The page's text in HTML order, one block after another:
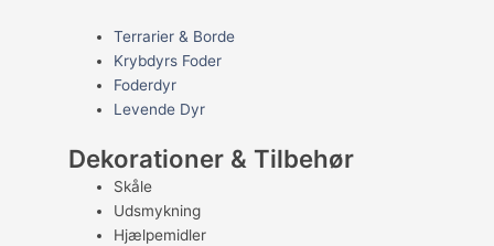
Terrarier & Borde
Krybdyrs Foder
Foderdyr
Levende Dyr
Dekorationer & Tilbehør
Skåle
Udsmykning
Hjælpemidler